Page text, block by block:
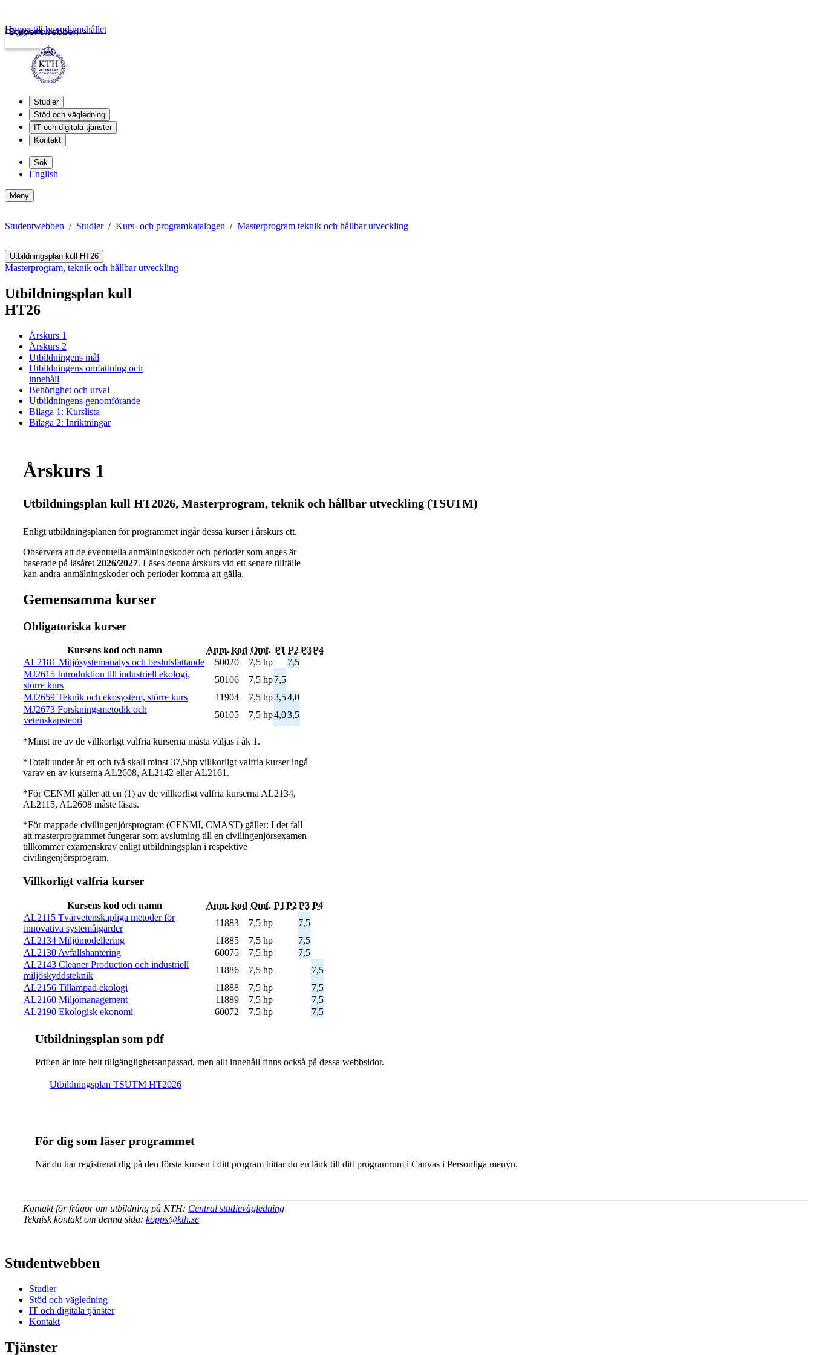
Studentwebben
Logga in
Hoppa till huvudinnehållet
Studier
Stöd och vägledning
IT och digitala tjänster
Kontakt
Sök
English
Meny
Studentwebben Studier Kurs- och programkatalogen Masterprogram teknik och hållbar utveckling
Utbildningsplan kull HT26
Masterprogram, teknik och hållbar utveckling
Utbildningsplan kull
HT26
Årskurs 1
Årskurs 2
Utbildningens mål
Utbildningens omfattning och
innehåll
Behörighet och urval
Utbildningens genomförande
Bilaga 1: Kurslista
Bilaga 2: Inriktningar
Årskurs 1
Utbildningsplan kull HT2026, Masterprogram, teknik och hållbar utveckling (TSUTM)
Enligt utbildningsplanen för programmet ingår dessa kurser i årskurs ett.
Observera att de eventuella anmälningskoder och perioder som anges är
baserade på läsåret 2026/2027. Läses denna årskurs vid ett senare tillfälle
kan andra anmälningskoder och perioder komma att gälla.
Gemensamma kurser
Obligatoriska kurser
Kursens kod och namn Anm. kod Omf. P1 P2P3P4
AL2181 Miljösystemanalys och beslutsfattande
50020 7,5 hp
7,5
MJ2615 Introduktion till industriell ekologi,
större kurs
50106 7,5 hp7,5
MJ2659 Teknik och ekosystem, större kurs
11904 7,5 hp3,54,0
MJ2673 Forskningsmetodik och
vetenskapsteori
50105 7,5 hp4,03,5
*Minst tre av de villkorligt valfria kurserna måsta väljas i åk 1.
*Totalt under år ett och två skall minst 37,5hp villkorligt valfria kurser ingå
varav en av kurserna AL2608, AL2142 eller AL2161.
*För CENMI gäller att en (1) av de villkorligt valfria kurserna AL2134,
AL2115, AL2608 måste läsas.
*För mappade civilingenjörsprogram (CENMI, CMAST) gäller: I det fall
att masterprogrammet fungerar som avslutning till en civilingenjörsexamen
tillkommer examenskrav enligt utbildningsplan i respektive
civilingenjörsprogram.
Villkorligt valfria kurser
Kursens kod och namn Anm. kod Omf. P1 P2P3 P4
AL2115 Tvärvetenskapliga metoder för
innovativa systemåtgärder
11883 7,5 hp
7,5
AL2134 Miljömodellering
11885 7,5 hp
7,5
AL2130 Avfallshantering
60075 7,5 hp
7,5
AL2143 Cleaner Production och industriell
miljöskyddsteknik
11886 7,5 hp
7,5
AL2156 Tillämpad ekologi
11888 7,5 hp
7,5
AL2160 Miljömanagement
11889 7,5 hp
7,5
AL2190 Ekologisk ekonomi
60072 7,5 hp 7,5
Ut­bild­nings­plan som pdf
Pdf:en är inte helt till­gäng­lig­hets­an­pas­sad, men allt inne­håll finns också på dessa webb­sidor.
Ut­bild­nings­plan TSUTM HT2026
För dig som läser programmet
När du har registrerat dig på den första kursen i ditt program hittar du en länk till ditt programrum i Canvas i Personliga menyn.
Kontakt för frågor om utbildning på KTH: Central studievägledning
Teknisk kontakt om denna sida: kopps@kth.se
Studentwebben
Studier
Stöd och vägledning
IT och digitala tjänster
Kontakt
Tjänster